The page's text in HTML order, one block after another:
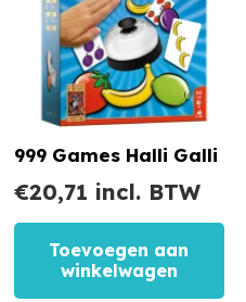
999 Games Halli Galli
€20,71 incl. BTW
Toevoegen aan
winkelwagen